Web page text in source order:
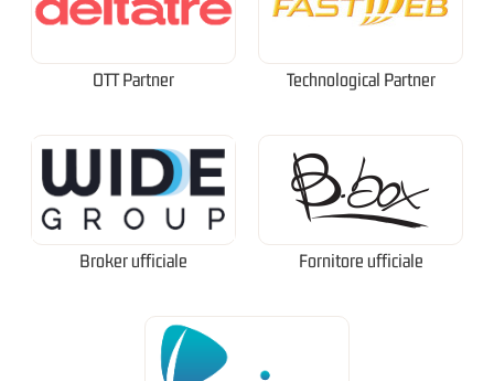
OTT Partner Technological Partner
Broker ufficiale Fornitore ufficiale